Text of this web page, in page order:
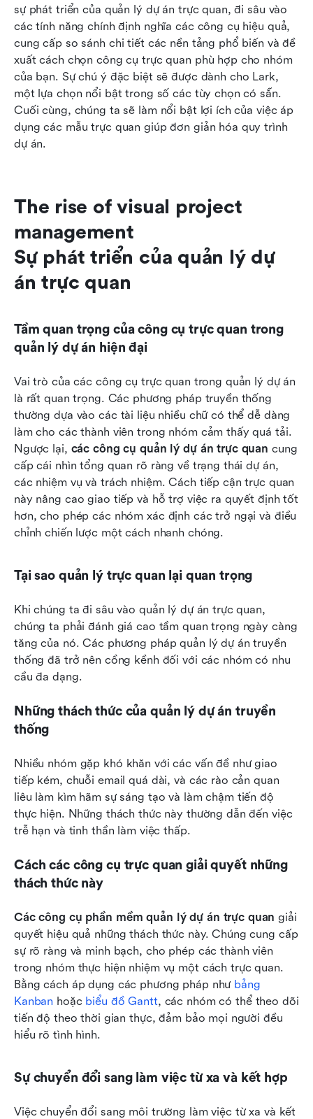
sự phát triển của quản lý dự án trực quan, đi sâu vào
các tính năng chính định nghĩa các công cụ hiệu quả,
cung cấp so sánh chi tiết các nền tảng phổ biến và đề
xuất cách chọn công cụ trực quan phù hợp cho nhóm
của bạn. Sự chú ý đặc biệt sẽ được dành cho Lark,
một lựa chọn nổi bật trong số các tùy chọn có sẵn.
Cuối cùng, chúng ta sẽ làm nổi bật lợi ích của việc áp
dụng các mẫu trực quan giúp đơn giản hóa quy trình
dự án.
The rise of visual project
management
Sự phát triển của quản lý dự
án trực quan
Tầm quan trọng của công cụ trực quan trong
quản lý dự án hiện đại
Vai trò của các công cụ trực quan trong quản lý dự án
là rất quan trọng. Các phương pháp truyền thống
thường dựa vào các tài liệu nhiều chữ có thể dễ dàng
làm cho các thành viên trong nhóm cảm thấy quá tải.
Ngược lại, các công cụ quản lý dự án trực quan cung
cấp cái nhìn tổng quan rõ ràng về trạng thái dự án,
các nhiệm vụ và trách nhiệm. Cách tiếp cận trực quan
này nâng cao giao tiếp và hỗ trợ việc ra quyết định tốt
hơn, cho phép các nhóm xác định các trở ngại và điều
chỉnh chiến lược một cách nhanh chóng.
Tại sao quản lý trực quan lại quan trọng
Khi chúng ta đi sâu vào quản lý dự án trực quan,
chúng ta phải đánh giá cao tầm quan trọng ngày càng
tăng của nó. Các phương pháp quản lý dự án truyền
thống đã trở nên cồng kềnh đối với các nhóm có nhu
cầu đa dạng.
Những thách thức của quản lý dự án truyền
thống
Nhiều nhóm gặp khó khăn với các vấn đề như giao
tiếp kém, chuỗi email quá dài, và các rào cản quan
liêu làm kìm hãm sự sáng tạo và làm chậm tiến độ
thực hiện. Những thách thức này thường dẫn đến việc
trễ hạn và tinh thần làm việc thấp.
Cách các công cụ trực quan giải quyết những
thách thức này
Các công cụ phần mềm quản lý dự án trực quan giải
quyết hiệu quả những thách thức này. Chúng cung cấp
sự rõ ràng và minh bạch, cho phép các thành viên
trong nhóm thực hiện nhiệm vụ một cách trực quan.
Bằng cách áp dụng các phương pháp như bảng
Kanban hoặc biểu đồ Gantt, các nhóm có thể theo dõi
tiến độ theo thời gian thực, đảm bảo mọi người đều
hiểu rõ tình hình.
Sự chuyển đổi sang làm việc từ xa và kết hợp
Việc chuyển đổi sang môi trường làm việc từ xa và kết
Những câu hỏi thường gặp
Đọc thêm